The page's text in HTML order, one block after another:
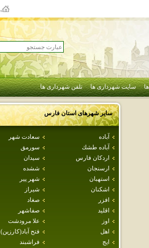
سایت شهرداری ها تلفن شهرداری ها
سایر شهرهای استانفارس
آباده
سعادت شهر
آباده طشك
سورمق
اردكان فارس
سيدان
ارسنجان
ششده
استهبان
شهر پير
اشكنان
شيراز
افزر
صغاد
اقليد
صفاشهر
اوز
علا مرودشت
اهل
فتح آباد(كارزين)
ايج
فراشبند